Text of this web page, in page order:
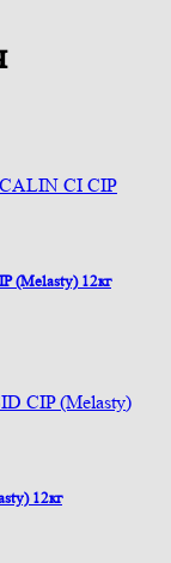
(Melasty) 12кг
12кг